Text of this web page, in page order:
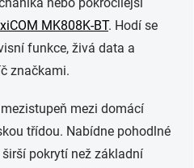
MK808K-BT. Hodí se
funkce, živá data a
značkami.
mezi domácí
třídou. Nabídne pohodlné
pokrytí než základní